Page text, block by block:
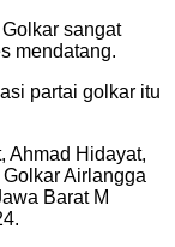
sangat
mendatang.
partai golkar itu
Ahmad Hidayat,
Airlangga
Barat M